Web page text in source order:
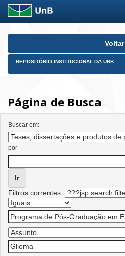
Skip
Voltar
REPOSITÓRIO INSTITUCIONAL DA UNB
Página de Busca
Buscar em:
por
Filtros correntes: